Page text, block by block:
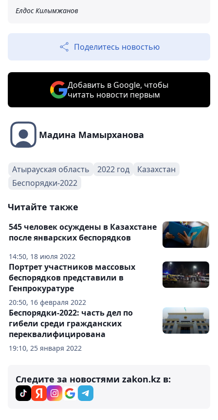
Елдос Килымжанов
Поделитесь новостью
Добавить в Google, чтобы
читать новости первым
Мадина Мамырханова
Атырауская область 2022 год
Казахстан
Беспорядки-2022
Читайте также
14:50, 18 июля 2022
545 человек осуждены в Казахстане
после январских беспорядков
20:50, 16 февраля 2022
Портрет участников массовых
беспорядков представили в
Генпрокуратуре
19:10, 25 января 2022
Беспорядки-2022: часть дел по
гибели среди гражданских
переквалифицирована
Следите за новостями zakon.kz в: